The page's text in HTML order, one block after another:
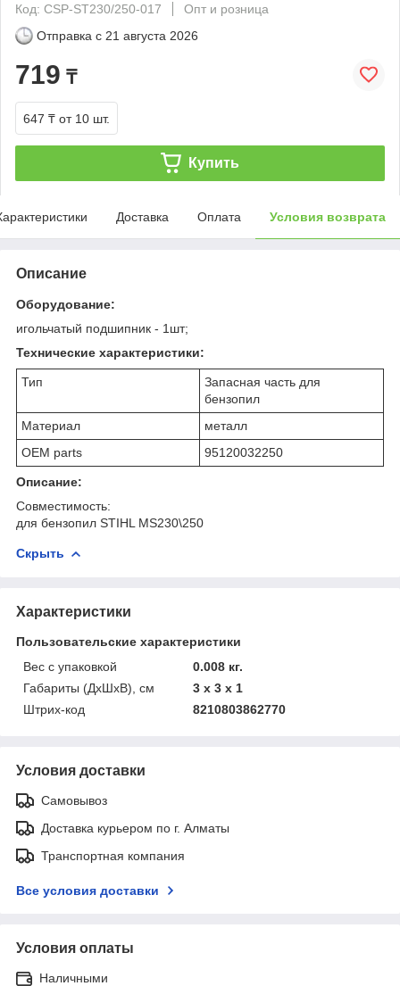
Код: CSP-ST230/250-017
Опт и розница
Отправка с 21 августа 2026
719 ₸
647 ₸ от 10 шт.
Купить
Доставка Оплата Условия возврата
Описание
Оборудование:
игольчатый подшипник - 1шт;
Технические характеристики:
Тип
Запасная часть для
бензопил
Материал
металл
OEM parts
95120032250
Описание:
Совместимость:
для бензопил STIHL MS230\250
Скрыть
Характеристики
Пользовательские характеристики
Вес с упаковкой
0.008 кг.
Габариты (ДхШхВ), см
3 x 3 x 1
Штрих-код
8210803862770
Условия доставки
Самовывоз
Доставка курьером по г. Алматы
Транспортная компания
Все условия доставки
Условия оплаты
Наличными